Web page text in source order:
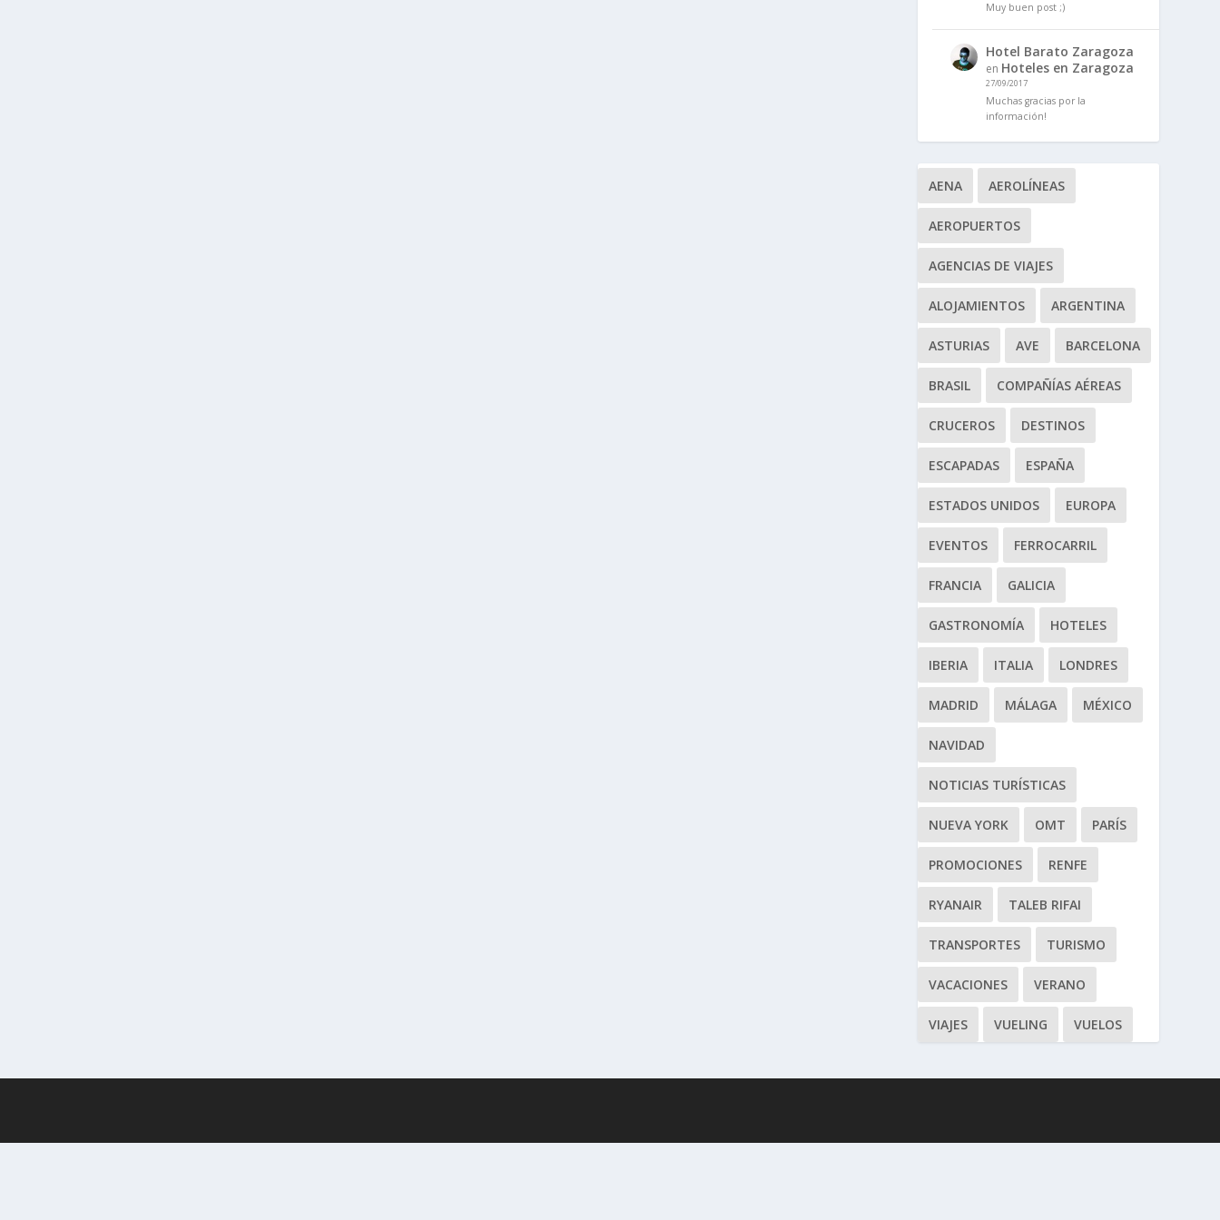
Muy buen post ;)
Hotel Barato Zaragoza
en Hoteles en Zaragoza
27/09/2017
Muchas gracias por la
información!
AENA AEROLÍNEAS
AEROPUERTOS
AGENCIAS DE VIAJES
ALOJAMIENTOS ARGENTINA
ASTURIAS AVE BARCELONA
BRASIL COMPAÑÍAS AÉREAS
CRUCEROS DESTINOS
ESCAPADAS ESPAÑA
ESTADOS UNIDOS EUROPA
EVENTOS FERROCARRIL
FRANCIA GALICIA
GASTRONOMÍA HOTELES
IBERIA ITALIA LONDRES
MADRID MÁLAGA MÉXICO
NAVIDAD
NOTICIAS TURÍSTICAS
NUEVA YORK OMT PARÍS
PROMOCIONES RENFE
RYANAIR TALEB RIFAI
TRANSPORTES TURISMO
VACACIONES VERANO
VIAJES VUELING VUELOS